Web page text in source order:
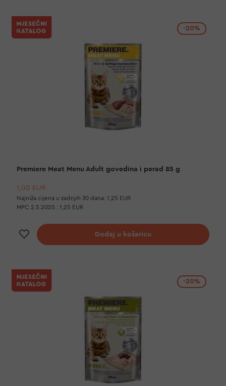
-20%
Premiere Meat Menu Adult govedina i perad 85 g
1,00 EUR
Najniža cijena u zadnjih 30 dana: 1,25 EUR
MPC 2.5.2025.: 1,25 EUR
Dodaj na listu želja
Dodaj u košaricu
-20%